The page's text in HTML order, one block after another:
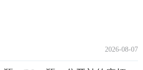
2026-08-07